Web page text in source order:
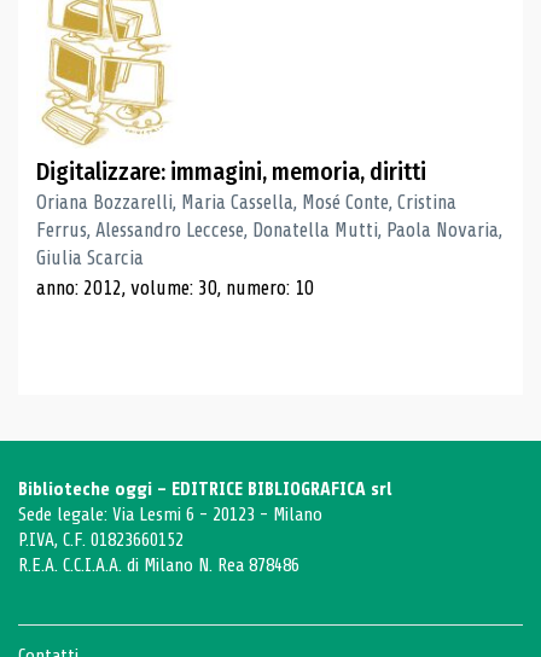
Digitalizzare: immagini, memoria, diritti
Oriana Bozzarelli, Maria Cassella, Mosé Conte, Cristina
Ferrus, Alessandro Leccese, Donatella Mutti, Paola Novaria,
Giulia Scarcia
anno: 2012, volume: 30, numero: 10
Biblioteche oggi - EDITRICE BIBLIOGRAFICA srl
Sede legale: Via Lesmi 6 - 20123 - Milano
P.IVA, C.F. 01823660152
R.E.A. C.C.I.A.A. di Milano N. Rea 878486